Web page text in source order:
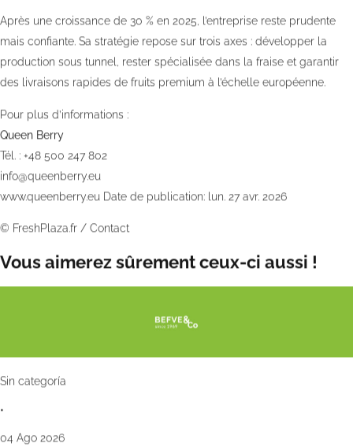
Après une croissance de 30 % en 2025, l’entreprise reste prudente
mais confiante. Sa stratégie repose sur trois axes : développer la
production sous tunnel, rester spécialisée dans la fraise et garantir
des livraisons rapides de fruits premium à l’échelle européenne.
Pour plus d’informations :
Queen Berry
Tél. : +48 500 247 802
info@queenberry.eu
www.queenberry.eu Date de publication: lun. 27 avr. 2026
© FreshPlaza.fr / Contact
Vous aimerez sûrement ceux-ci aussi !
Sin categoría
•
04 Ago 2026